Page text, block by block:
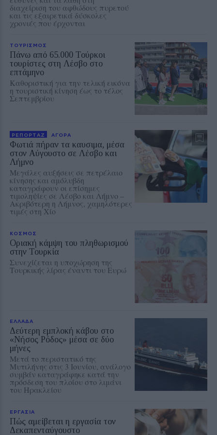
διαχείριση του αφθώδους πυρετού
και τις εξαιρετικά δύσκολες
χρονιές που έρχονται
ΤΟΥΡΙΣΜΟΣ
Πάνω από 65.000 Τούρκοι
τουρίστες στη Λέσβο στο
επτάμηνο
Καθοριστική για την τελική εικόνα
η τουριστική κίνηση έως το τέλος
Σεπτεμβρίου
ΡΕΠΟΡΤΑΖ ΑΓΟΡΑ
Φωτιά πήραν τα καυσιμα, μέσα
στον Αύγουστο σε Λέσβο και
Λήμνο
Μεγάλες αυξήσεις σε πετρέλαιο
κίνησης και αμόλυβδη
καταγράφουν οι επίσημες
τιμοληψίες σε Λέσβο και Λήμνο –
Ακριβότερη η Λήμνος, χαμηλότερες
τιμές στη Χίο
ΚΟΣΜΟΣ
Οριακή κάμψη του πληθωρισμού
στην Τουρκία
Συνεχίζεται η υποχώρηση της
Τουρκικής λίρας έναντι του Ευρώ
ΕΛΛΑΔΑ
Δεύτερη εμπλοκή κάβου στο
«Νήσος Ρόδος» μέσα σε δύο
μήνες
Μετά το περιστατικό της
Μυτιλήνης στις 3 Ιουνίου, ανάλογο
συμβάν καταγράφηκε κατά την
πρόσδεση του πλοίου στο λιμάνι
του Ηρακλείου
ΕΡΓΑΣΙΑ
Πώς αμείβεται η εργασία τον
Δεκαπενταύγουστο